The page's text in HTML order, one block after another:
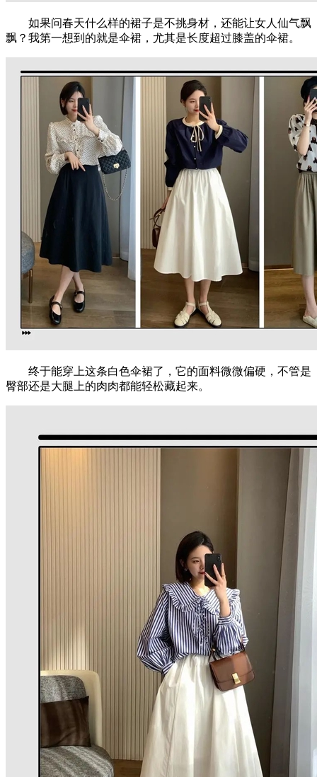
如果问春天什么样的裙子是不挑身材，还能让女人仙气飘
飘？我第一想到的就是伞裙，尤其是长度超过膝盖的伞裙。
终于能穿上这条白色伞裙了，它的面料微微偏硬，不管是
臀部还是大腿上的肉肉都能轻松藏起来。